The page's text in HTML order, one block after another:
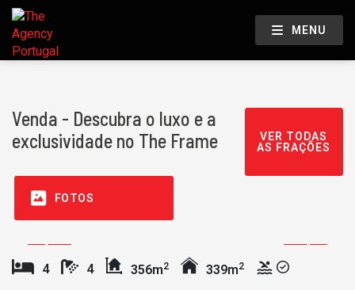
MENU
Venda - Descubra o luxo e a
exclusividade no The Frame
VER TODAS
AS FRAÇÕES
FOTOS
4 4 356m2 339m2